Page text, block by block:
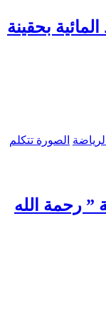
بحقينة
الرياضة الصورة تتكلم
” رحمة الله